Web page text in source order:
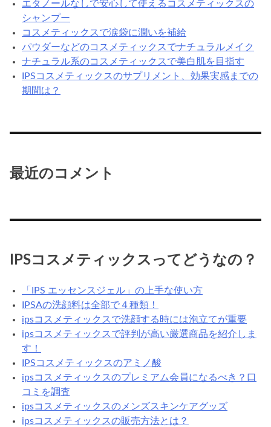
ジ
使
っ
て
塗
エタノールなしで安心して使えるコスメティックスの
シャンプー
コスメティックスで涙袋に潤いを補給
パウダーなどのコスメティックスでナチュラルメイク
ナチュラル系のコスメティックスで美白肌を目指す
IPSコスメティックスのサプリメント、効果実感までの
期間は？
最近のコメント
IPSコスメティックスってどうなの？
「IPS エッセンスジェル」の上手な使い方
IPSAの洗顔料は全部で４種類！
ipsコスメティックスで洗顔する時には泡立てが重要
ipsコスメティックスで評判が高い厳選商品を紹介しま
す！
IPSコスメティックスのアミノ酸
ipsコスメティックスのプレミアム会員になるべき？口
コミを調査
ipsコスメティックスのメンズスキンケアグッズ
ipsコスメティックスの販売方法とは？